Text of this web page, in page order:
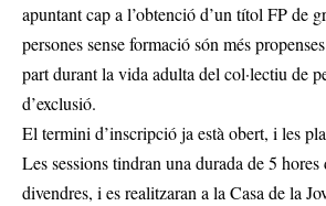
apuntant cap a l’obtenció d’un títol FP de
persones sense formació són més
part durant la vida adulta del col·lectiu de
d’exclusió.
El termini d’inscripció ja està obert, i les
Les sessions tindran una durada de 5
divendres, i es realitzaran a la Casa de la